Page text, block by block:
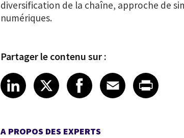
diversification de la chaîne, approche de
numériques.
Partager le contenu sur :
Share article on LinkedIn
LinkedIn
Share article on X
XShare article on
Facebook
ShareEmail
Share
A PROPOS DES EXPERTS